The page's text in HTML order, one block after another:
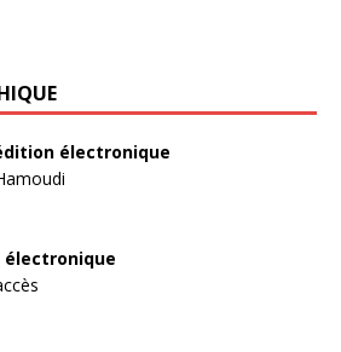
électronique
électronique